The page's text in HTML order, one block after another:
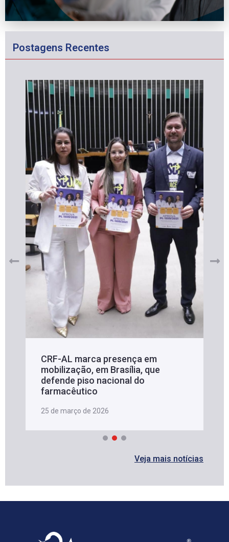
Postagens Recentes
CRF-AL marca presença em
mobilização, em Brasília, que
defende piso nacional do
farmacêutico
25 de março de 2026
Veja mais notícias